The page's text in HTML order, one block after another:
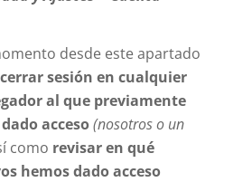
desde este apartado
cerrar sesión en cualquier
al que previamente
acceso(nosotros o un
como revisar en qué
hemos dado acceso